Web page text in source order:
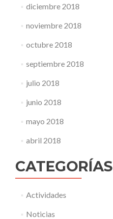
diciembre 2018
noviembre 2018
octubre 2018
septiembre 2018
julio 2018
junio 2018
mayo 2018
abril 2018
CATEGORÍAS
Actividades
Noticias